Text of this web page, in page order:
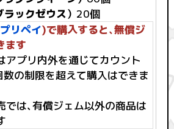
ックゼウス） 20個
リペイ)で購入すると、無償ジ
ます
プリ内外を通じてカウント
数の制限を超えて購入はできま
は、有償ジェム以外の商品は